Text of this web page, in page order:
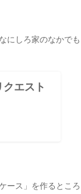
にしろ家のなかでも
エスト
ース」を作るところ